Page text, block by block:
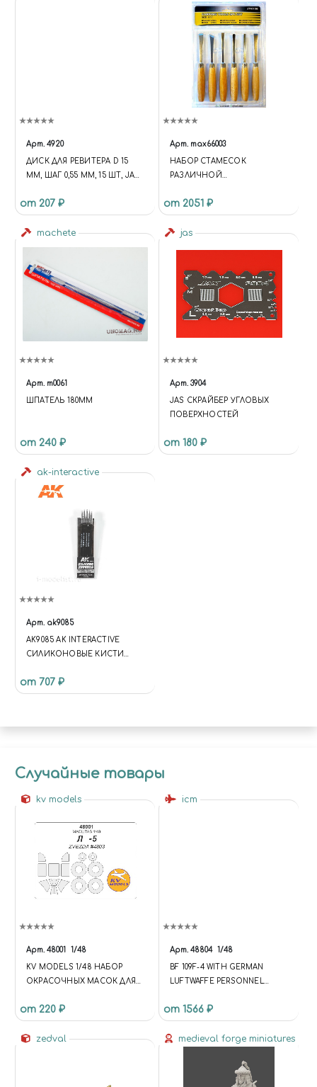
Арт. 4920
ДИСК ДЛЯ РЕВИТЕРА D 15
ММ, ШАГ 0,55 ММ, 15 ШТ, JAS
от 207 ₽
Арт. max66003
НАБОР СТАМЕСОК
РАЗЛИЧНОЙ
от 2051 ₽
machete
Арт. m0061
ШПАТЕЛЬ 180ММ
от 240 ₽
jas
Арт. 3904
JAS СКРАЙБЕР УГЛОВЫХ
ПОВЕРХНОСТЕЙ
от 180 ₽
ak-interactive
Арт. ak9085
AK9085 AK INTERACTIVE
СИЛИКОНОВЫЕ КИСТИ
МАЛЕНЬКИЙ НАКОНЕЧНИК
(5 ШТ.)
от 707 ₽
Случайные товары
kv models
Арт. 48001 1/48
KV MODELS 1/48 НАБОР
ОКРАСОЧНЫХ МАСОК ДЛЯ
КОЛЕСА
от 220 ₽
icm
Арт. 48804 1/48
BF 109F-4 WITH GERMAN
LUFTWAFFE PERSONNEL
НЕМЕЦКИМИ ПИЛОТАМИ И
ОБСЛУЖИВАЮЩИМ
ПЕРСОНАЛОМ)
от 1566 ₽
zedval medieval forge miniatures